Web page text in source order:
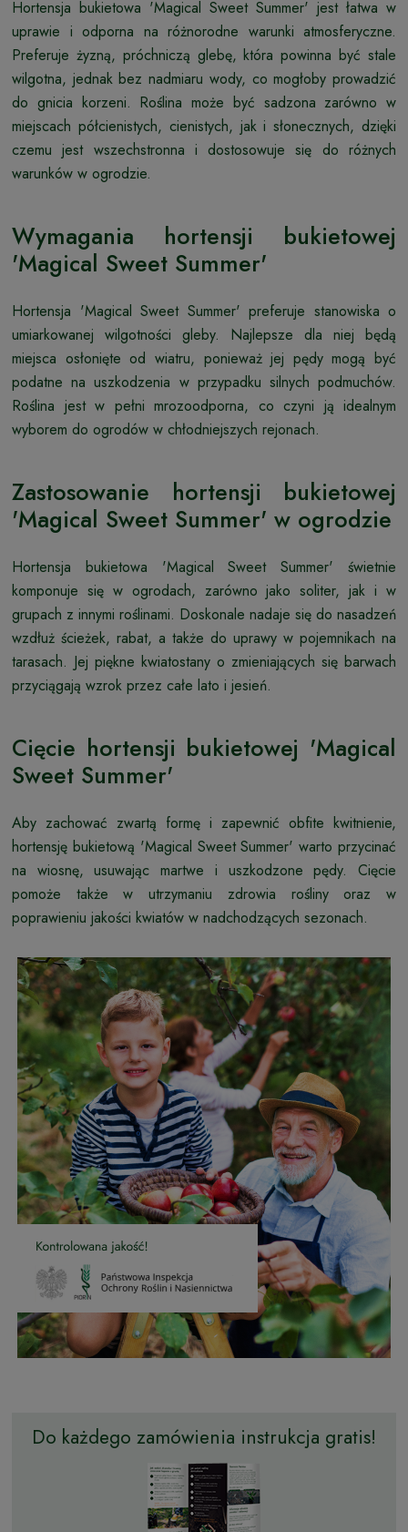
Hortensja bukietowa 'Magical Sweet Summer' jest łatwa w
uprawie i odporna na różnorodne warunki atmosferyczne.
Preferuje żyzną, próchniczą glebę, która powinna być stale
wilgotna, jednak bez nadmiaru wody, co mogłoby prowadzić
do gnicia korzeni. Roślina może być sadzona zarówno w
miejscach półcienistych, cienistych, jak i słonecznych, dzięki
czemu jest wszechstronna i dostosowuje się do różnych
warunków w ogrodzie.
Wymagania hortensji bukietowej
'Magical Sweet Summer'
Hortensja 'Magical Sweet Summer' preferuje stanowiska o
umiarkowanej wilgotności gleby. Najlepsze dla niej będą
miejsca osłonięte od wiatru, ponieważ jej pędy mogą być
podatne na uszkodzenia w przypadku silnych podmuchów.
Roślina jest w pełni mrozoodporna, co czyni ją idealnym
wyborem do ogrodów w chłodniejszych rejonach.
Zastosowanie hortensji bukietowej
'Magical Sweet Summer' w ogrodzie
Hortensja bukietowa 'Magical Sweet Summer' świetnie
komponuje się w ogrodach, zarówno jako soliter, jak i w
grupach z innymi roślinami. Doskonale nadaje się do nasadzeń
wzdłuż ścieżek, rabat, a także do uprawy w pojemnikach na
tarasach. Jej piękne kwiatostany o zmieniających się barwach
przyciągają wzrok przez całe lato i jesień.
Cięcie hortensji bukietowej 'Magical
Sweet Summer'
Aby zachować zwartą formę i zapewnić obfite kwitnienie,
hortensję bukietową 'Magical Sweet Summer' warto przycinać
na wiosnę, usuwając martwe i uszkodzone pędy. Cięcie
pomoże także w utrzymaniu zdrowia rośliny oraz w
poprawieniu jakości kwiatów w nadchodzących sezonach.
Do każdego zamówienia instrukcja gratis!